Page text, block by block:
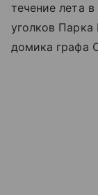
течение лета
уголков Парка
домика графа